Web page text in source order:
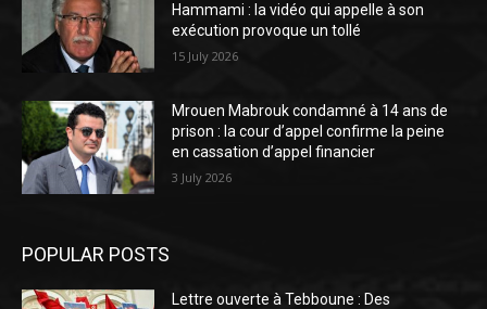
Hammami : la vidéo qui appelle à son
exécution provoque un tollé
15 July 2026
Mrouen Mabrouk condamné à 14 ans de
prison : la cour d’appel confirme la peine
en cassation d’appel financier
3 July 2026
POPULAR POSTS
Lettre ouverte à Tebboune : Des